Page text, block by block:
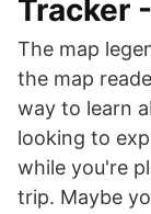
Tracker
The map
the map
way to learn
looking to
while you're
trip. Maybe